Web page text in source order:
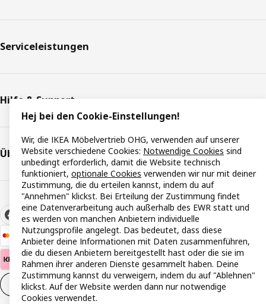
Serviceleistungen
Hilfe & Support
Über IKEA
Cookie-Einstellungen DE
Hej bei den Cookie-Einstellungen!
Wir, die IKEA Möbelvertrieb OHG, verwenden auf unserer
Website verschiedene Cookies: Notwendige Cookies sind
unbedingt erforderlich, damit die Website technisch
funktioniert, optionale Cookies verwenden wir nur mit deiner
Zustimmung, die du erteilen kannst, indem du auf
"Annehmen" klickst. Bei Erteilung der Zustimmung findet
eine Datenverarbeitung auch außerhalb des EWR statt und
es werden von manchen Anbietern individuelle
Nutzungsprofile angelegt. Das bedeutet, dass diese
Anbieter deine Informationen mit Daten zusammenführen,
die du diesen Anbietern bereitgestellt hast oder die sie im
Rahmen ihrer anderen Dienste gesammelt haben. Deine
Zustimmung kannst du verweigern, indem du auf "Ablehnen"
klickst. Auf der Website werden dann nur notwendige
Cookies verwendet.